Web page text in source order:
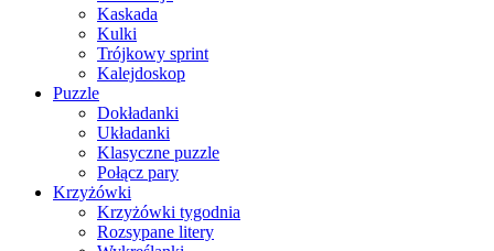
Kaskada
Kulki
Trójkowy sprint
Kalejdoskop
Puzzle
Dokładanki
Układanki
Klasyczne puzzle
Połącz pary
Krzyżówki
Krzyżówki tygodnia
Rozsypane litery